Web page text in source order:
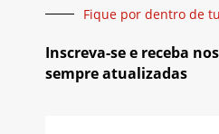
Fique por dentro de
Inscreva-se e receba
sempre atualizadas